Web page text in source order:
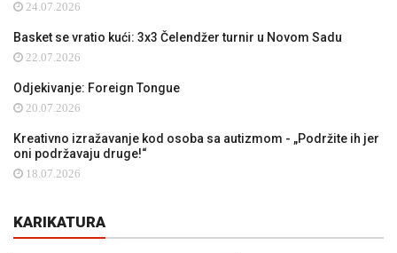
24.07.2026
Basket se vratio kući: 3x3 Čelendžer turnir u Novom Sadu
22.07.2026
Odjekivanje: Foreign Tongue
20.07.2026
Kreativno izražavanje kod osoba sa autizmom - „Podržite ih jer
oni podržavaju druge!“
18.07.2026
KARIKATURA